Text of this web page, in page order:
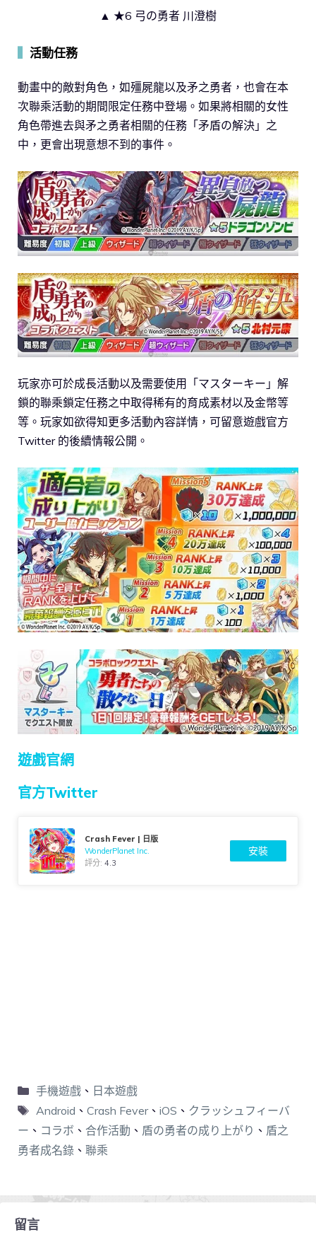
▲ ★6 弓の勇者 川澄樹
活動任務
動畫中的敵對角色，如殭屍龍以及矛之勇者，也會在本
次聯乘活動的期間限定任務中登場。如果將相關的女性
角色帶進去與矛之勇者相關的任務「矛盾の解決」之
中，更會出現意想不到的事件。
玩家亦可於成長活動以及需要使用「マスターキー」解
鎖的聯乘鎖定任務之中取得稀有的育成素材以及金幣等
等。玩家如欲得知更多活動內容詳情，可留意遊戲官方
Twitter 的後續情報公開。
遊戲官網
官方Twitter
Crash Fever | 日版
WonderPlanet Inc.
評分:4.3
安裝
手機遊戲、 日本遊戲
Android 、 Crash Fever、 iOS 、 クラッシュフィーバ
ー 、 コラボ 、 合作活動 、 盾の勇者の成り上がり 、 盾之
勇者成名錄 、 聯乘
留言